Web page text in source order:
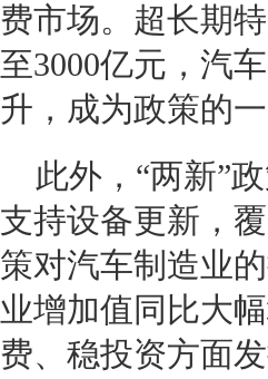
费市场。超长期
至3000亿元，汽
升，成为政策的一
此外，“两新”
支持设备更新，
策对汽车制造业
业增加值同比大
费、稳投资方面